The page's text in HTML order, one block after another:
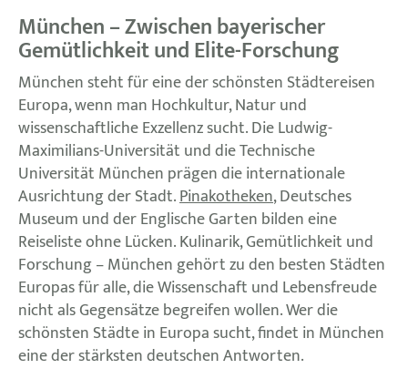
München – Zwischen bayerischer
Gemütlichkeit und Elite-Forschung
München steht für eine der schönsten Städtereisen
Europa, wenn man Hochkultur, Natur und
wissenschaftliche Exzellenz sucht. Die Ludwig-
Maximilians-Universität und die Technische
Universität München prägen die internationale
Ausrichtung der Stadt.Pinakotheken, Deutsches
Museum und der Englische Garten bilden eine
Reiseliste ohne Lücken. Kulinarik, Gemütlichkeit und
Forschung – München gehört zu den besten Städten
Europas für alle, die Wissenschaft und Lebensfreude
nicht als Gegensätze begreifen wollen. Wer die
schönsten Städte in Europa sucht, findet in München
eine der stärksten deutschen Antworten.